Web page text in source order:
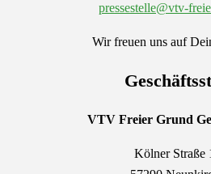
pressestelle@vtv-
Wir freuen uns auf
VTV Freier Grund
Kölner Straße